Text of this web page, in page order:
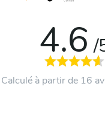
4.6 /
Calculé à partir de 16